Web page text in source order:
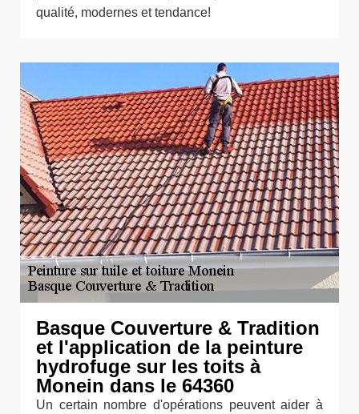
qualité, modernes et tendance!
Basque Couverture & Tradition
et l'application de la peinture
hydrofuge sur les toits à
Monein dans le 64360
Un certain nombre d'opérations peuvent aider à